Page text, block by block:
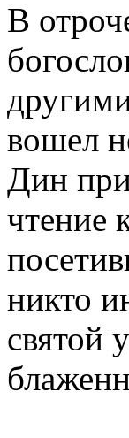
В
вошел
Дин
чтение
никто
святой